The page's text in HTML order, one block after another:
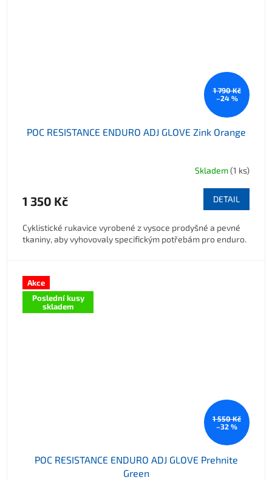
1 790 Kč
–24 %
POC RESISTANCE ENDURO ADJ GLOVE Zink Orange
Skladem(1 ks)
1 350 Kč DETAIL
Cyklistické rukavice vyrobené z vysoce prodyšné a pevné
tkaniny, aby vyhovovaly specifickým potřebám pro enduro.
Akce
Poslední kusy
skladem
1 550 Kč
–32 %
POC RESISTANCE ENDURO ADJ GLOVE Prehnite
Green